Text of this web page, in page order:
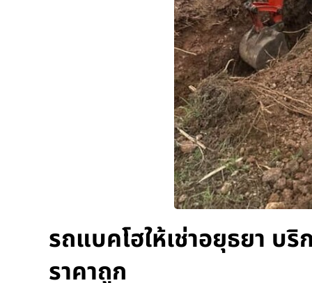
รถแบคโฮให้เช่าอยุธยา บ
ราคาถูก